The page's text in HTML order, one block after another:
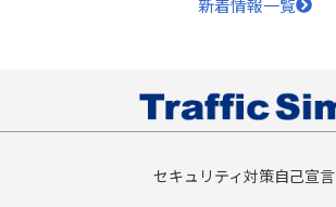
新着情報一覧
セキュリティ対策自己宣言